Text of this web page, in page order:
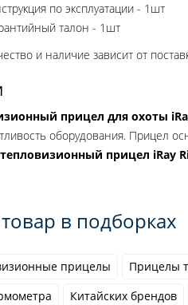
по эксплуатации - 1шт
талон - 1шт
и наличие зависит от
прицел для охоты
оборудования. Прицел
прицел iRay
в подборках
прицелы Прицелы
Китайских брендов